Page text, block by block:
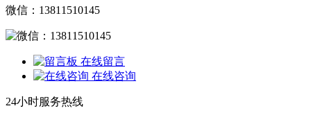
微信：13811510145
在线留言
在线咨询
24小时服务热线